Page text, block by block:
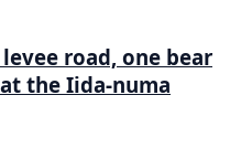
road, one bear
the Iida-numa